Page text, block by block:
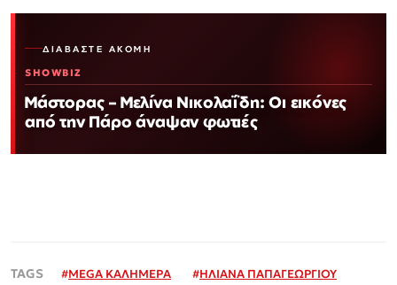
ΔΙΑΒΆΣΤΕ ΑΚΌΜΗ
SHOWBIZ
Μάστορας – Μελίνα Νικολαΐδη: Οι εικόνες
από την Πάρο άναψαν φωτιές
#MEGA ΚΑΛΗΜΕΡΑ #ΗΛΙΑΝΑ ΠΑΠΑΓΕΩΡΓΙΟΥ